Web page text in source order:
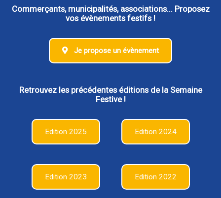
Commerçants, municipalités, associations... Proposez
vos évènements festifs !
Je propose un évènement
Retrouvez les précédentes éditions de la Semaine
Festive !
Edition 2025 Edition 2024
Edition 2023 Edition 2022